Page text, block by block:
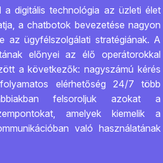
a digitális technológia az üzleti élet
a chatbotok bevezetése nagyon
az ügyfélszolgálati stratégiának. A
előnyei az élő operátorokkal
a következők: nagyszámú kérés
elérhetőség 24/7 több
felsoroljuk azokat a
amelyek kiemelik a
való használatának